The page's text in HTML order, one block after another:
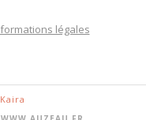
légales
Kaira